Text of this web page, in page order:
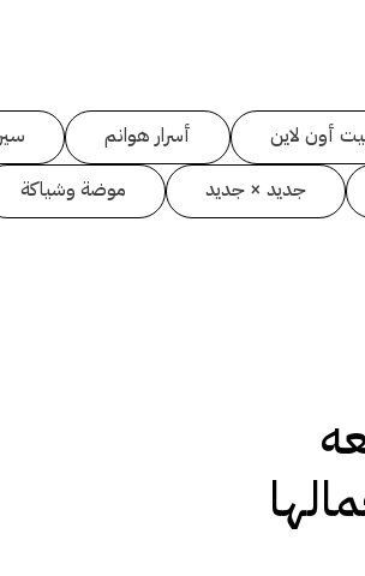
أون لاين أسرار هوانم
جديد × جديد
موضة وشياكة